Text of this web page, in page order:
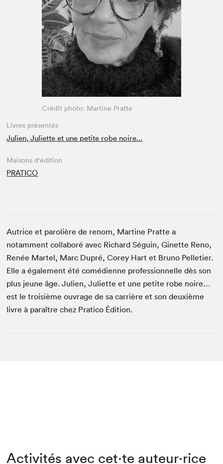
Espace enseignant·e·s
Espace pro
Crédit photo: Martine Pratte
Livres présentés
Julien, Juliette et une petite robe noire...
Maisons d'édition
PRATICO
Autrice et parolière de renom, Martine Pratte a
notamment collaboré avec Richard Séguin, Ginette Reno,
Renée Martel, Marc Dupré, Corey Hart et Bruno Pelletier.
Elle a également été comédienne professionnelle dès son
plus jeune âge. Julien, Juliette et une petite robe noire…
est le troisième ouvrage de sa carrière et son deuxième
livre à paraître chez Pratico Édition.
Activités avec cet·te auteur·rice